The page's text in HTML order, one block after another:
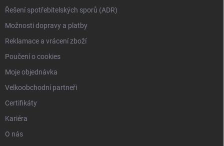
Řešení spotřebitelských sporů (ADR)
Možnosti dopravy a platby
Reklamace a vrácení zboží
Poučení o cookies
Moje objednávka
Velkoobchodní partneři
Certifikáty
Kariéra
O nás